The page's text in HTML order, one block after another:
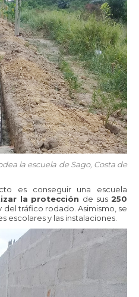
la escuela de Sago, Costa de
es conseguir una escuela
la protección de sus 250
del tráfico rodado. Asimismo, se
escolares y las instalaciones.